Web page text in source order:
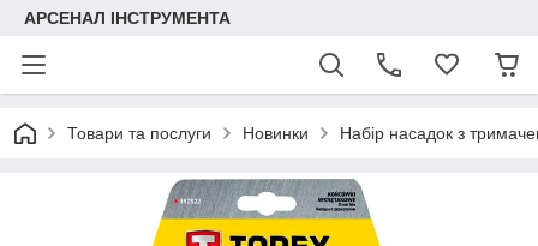
АРСЕНАЛ ІНСТРУМЕНТА
Товари та послуги Новинки Набір насадок з